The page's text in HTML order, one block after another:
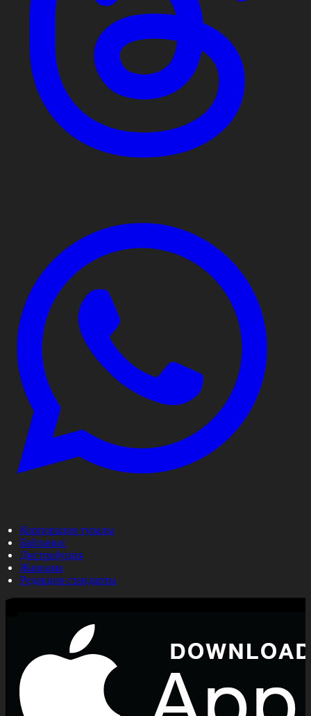
Корпорация туралы
Байланыс
Дистрибуция
Жарнама
Редакция стандарты